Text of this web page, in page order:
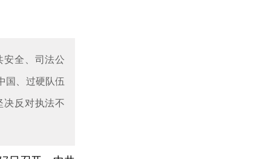
安全、司法公
国、过硬队伍
反对执法不